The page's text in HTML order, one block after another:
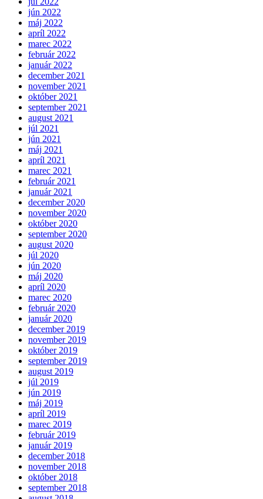
jún 2022
máj 2022
apríl 2022
marec 2022
február 2022
január 2022
december 2021
november 2021
október 2021
september 2021
august 2021
júl 2021
jún 2021
máj 2021
apríl 2021
marec 2021
február 2021
január 2021
december 2020
november 2020
október 2020
september 2020
august 2020
júl 2020
jún 2020
máj 2020
apríl 2020
marec 2020
február 2020
január 2020
december 2019
november 2019
október 2019
september 2019
august 2019
júl 2019
jún 2019
máj 2019
apríl 2019
marec 2019
február 2019
január 2019
december 2018
november 2018
október 2018
september 2018